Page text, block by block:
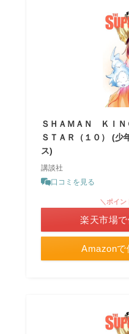
ＳＨＡＭＡＮ ＫＩ
ＳＴＡＲ（１０） (少
ス)
講談社
口コミを見る
Amazonで
＼ポイン
楽天市場